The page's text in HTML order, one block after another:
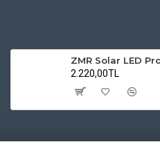
2.220,00TL